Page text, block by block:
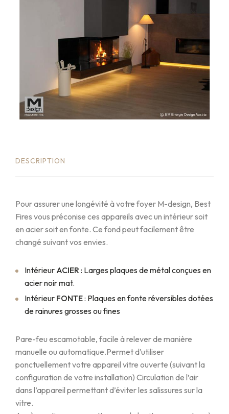
DESCRIPTION
Pour assurer une longévité à votre foyer M-design, Best
Fires vous préconise ces appareils avec un intérieur soit
en acier soit en fonte. Ce fond peut facilement être
changé suivant vos envies.
Intérieur ACIER: Larges plaques de métal conçues en
acier noir mat.
Intérieur FONTE: Plaques en fonte réversibles dotées
de rainures grosses ou fines
Pare-feu escamotable, facile à relever de manière
manuelle ou automatique.Permet d’utiliser
ponctuellement votre appareil vitre ouverte (suivant la
configuration de votre installation) Circulation de l’air
dans l’appareil permettant d’éviter les salissures sur la
vitre.